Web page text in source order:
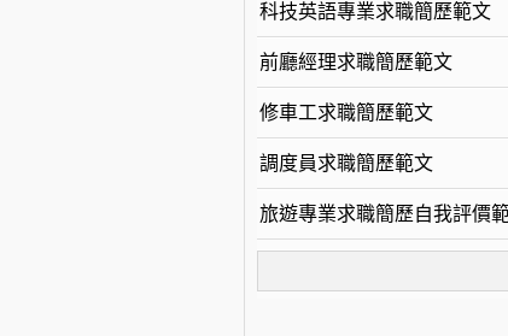
科技英語專業求職簡歷範文
前廳經理求職簡歷範文
修車工求職簡歷範文
調度員求職簡歷範文
旅遊專業求職簡歷自我評價